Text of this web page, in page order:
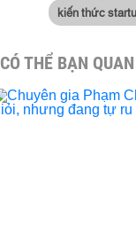
kiến thức
CÓ THỂ BẠN